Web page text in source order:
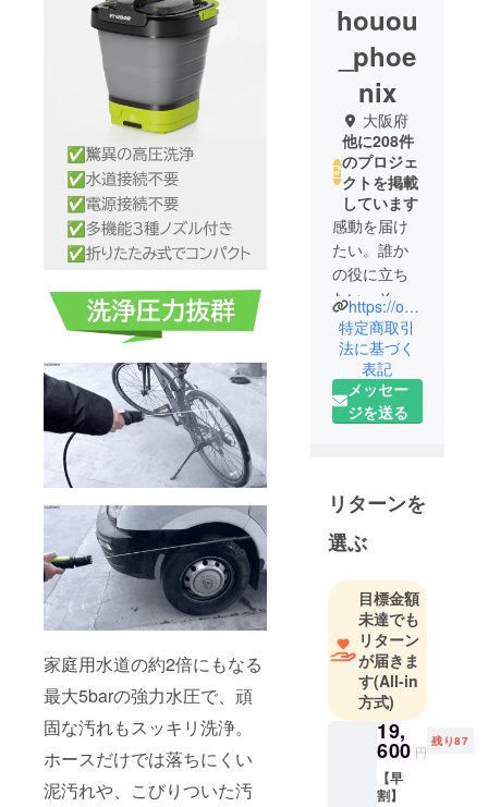
家庭用水道の約2倍にもなる
最大5barの強力水圧で、頑
固な汚れもスッキリ洗浄。
ホースだけでは落ちにくい
泥汚れや、こびりついた汚
houou
_phoe
nix
大阪府
他に208件
のプロジェ
クトを掲載
しています
感動を届け
たい。誰か
の役に立ち
たい。そし
て、心から
「欲しい」
と思えるも
のだけを。
もと、日々
おもしろく
て役に立つ
画・開発に
挑んでいま
す。
「面白い」
「便利」
「欲しかっ
た！」と感
じていただ
けるような
https://our-product.com/fm/31566/zbfGwgws
特定商取引
法に基づく
表記
メッセー
ジを送る
リターンを
選ぶ
目標金額
未達でも
リターン
が届きま
す(All-in
方式)
19,
600 円
残り87
【早
割】